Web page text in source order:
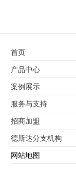
首页
不锈钢专用电磁加热器
电磁蒸汽发生器
电磁加热棒配件
扩散泵电磁加热器
产品中心
不锈钢专用电磁加热器
电磁蒸汽发生器
电磁加热棒配件
案例展示
最新案例
其他应用
服务与支持
服务覆盖网络
服务流程
招商加盟
前景分析
加盟条件
德斯达分支机构
江信电子机构
网站地图